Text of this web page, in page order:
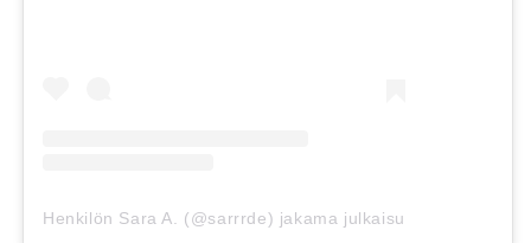
Henkilön Sara A. (@sarrrde) jakama julkaisu